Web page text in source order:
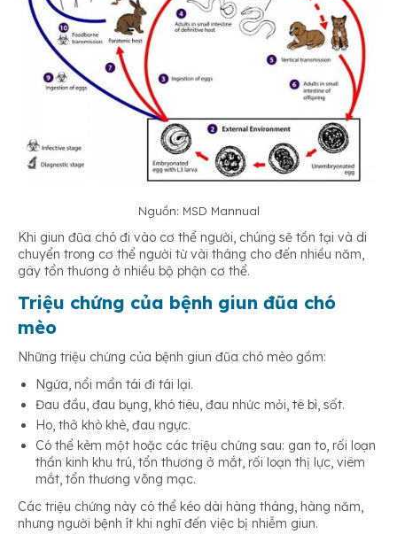
Nguồn: MSD Mannual
Khi giun đũa chó đi vào cơ thể người, chúng sẽ tồn tại và di
chuyển trong cơ thể người từ vài tháng cho đến nhiều năm,
gây tổn thương ở nhiều bộ phận cơ thể.
Triệu chứng của bệnh giun đũa chó
mèo
Những triệu chứng của bệnh giun đũa chó mèo gồm:
Ngứa, nổi mẩn tái đi tái lại.
Đau đầu, đau bụng, khó tiêu, đau nhức mỏi, tê bì, sốt.
Ho, thở khò khè, đau ngực.
Có thể kèm một hoặc các triệu chứng sau: gan to, rối loạn
thần kinh khu trú, tổn thương ở mắt, rối loạn thị lực, viêm
mắt, tổn thương võng mạc.
Các triệu chứng này có thể kéo dài hàng tháng, hàng năm,
nhưng người bệnh ít khi nghĩ đến việc bị nhiễm giun.